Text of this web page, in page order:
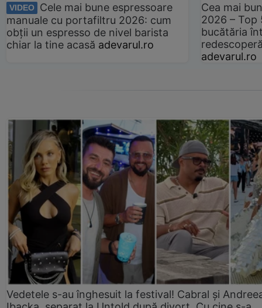
VIDEO
Cele mai bune espressoare
manuale cu portafiltru 2026: cum
obții un espresso de nivel barista
chiar la tine acasă adevarul.ro
Cea mai
2026 –
bucătăria
adevarul.ro
Vedetele s-au înghesuit la festival! Cabral și